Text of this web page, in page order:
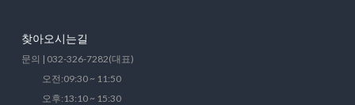
찾아오시는길
문의 | 032-326-7282(대표)
오전:09:30 ~ 11:50
오후:13:10 ~ 15:30